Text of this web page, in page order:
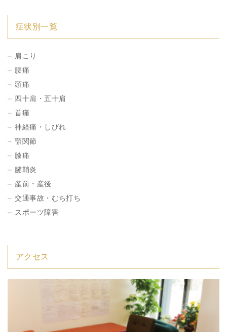
症状別一覧
肩こり
腰痛
頭痛
四十肩・五十肩
首痛
神経痛・しびれ
顎関節
膝痛
腱鞘炎
産前・産後
交通事故・むち打ち
スポーツ障害
アクセス